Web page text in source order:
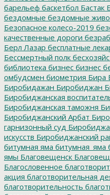
барельеф баскетбол Бастак
бездомные бездомные
Безопасное колесо-2019
качественные дороги
Берл Лазар бесплатные
Бессмертный полк
библиотека бизнес бизнес
омбудсмен биометрия Бира
Биробидажан Биробиджан
Биробиджанская
Биробиджанская таможня
Биробиджанский Арбат
гарнизонный суд
искусств Биробиджанский
битумная яма битумная_яма
ямы Благовещенск
Благословенное
акция благотворительная
благотворительность